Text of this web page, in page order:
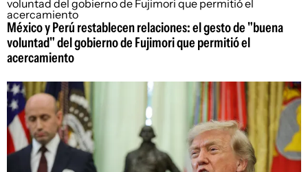
México y Perú restablecen relaciones: el gesto de "buena
voluntad" del gobierno de Fujimori que permitió el
acercamiento